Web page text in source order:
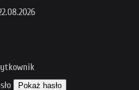
Pokaż hasło